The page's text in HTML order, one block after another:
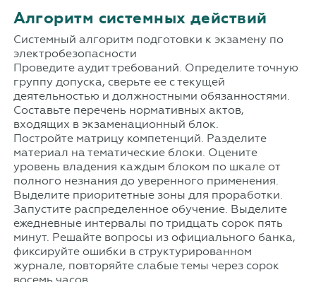
Алгоритм системных действий
Системный алгоритм подготовки к экзамену по
электробезопасности
Проведите аудит требований. Определите точную
группу допуска, сверьте ее с текущей
деятельностью и должностными обязанностями.
Составьте перечень нормативных актов,
входящих в экзаменационный блок.
Постройте матрицу компетенций. Разделите
материал на тематические блоки. Оцените
уровень владения каждым блоком по шкале от
полного незнания до уверенного применения.
Выделите приоритетные зоны для проработки.
Запустите распределенное обучение. Выделите
ежедневные интервалы по тридцать сорок пять
минут. Решайте вопросы из официального банка,
фиксируйте ошибки в структурированном
журнале, повторяйте слабые темы через сорок